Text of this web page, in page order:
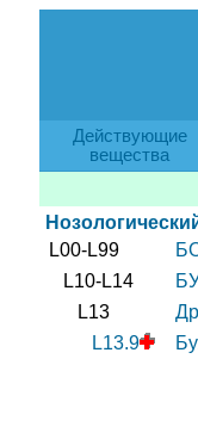
Действующие
вещества
L00-L99
L10-L14
L13
L13.9